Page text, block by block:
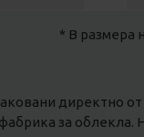
* В размера
директно
за облекла.